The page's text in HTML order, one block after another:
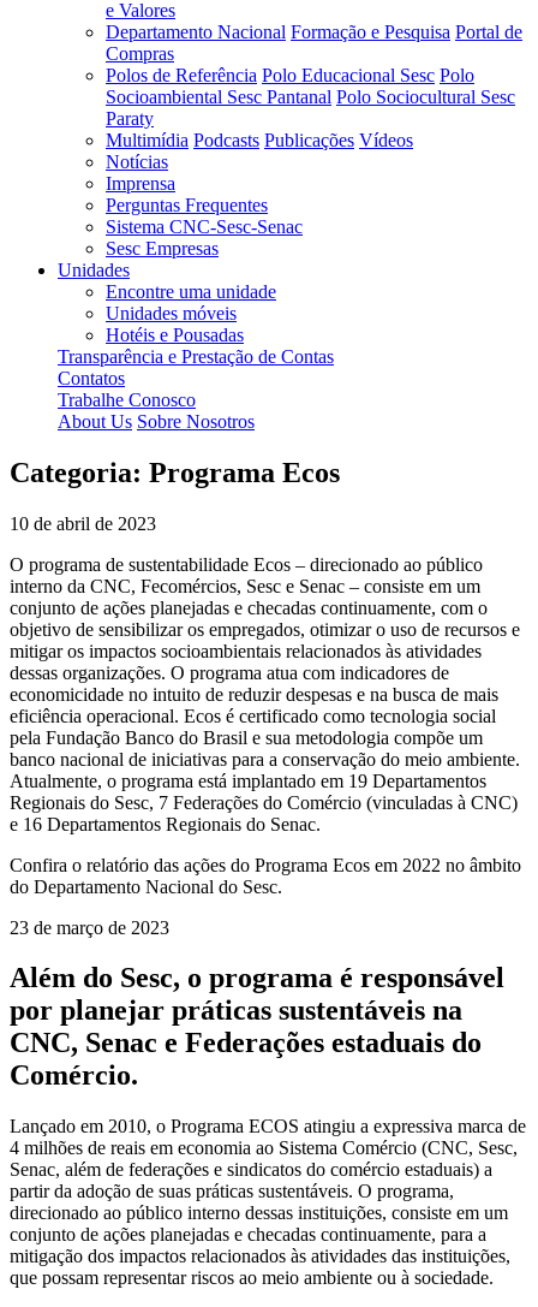
e Valores
Departamento Nacional Formação e Pesquisa Portal de
Compras
Polos de Referência Polo Educacional Sesc Polo
Socioambiental Sesc Pantanal Polo Sociocultural Sesc
Paraty
Multimídia Podcasts Publicações Vídeos
Notícias
Imprensa
Perguntas Frequentes
Sistema CNC-Sesc-Senac
Sesc Empresas
Unidades
Encontre uma unidade
Unidades móveis
Hotéis e Pousadas
Transparência e Prestação de Contas
Contatos
Trabalhe Conosco
About Us Sobre Nosotros
Categoria: Programa Ecos
10 de abril de 2023
O programa de sustentabilidade Ecos – direcionado ao público
interno da CNC, Fecomércios, Sesc e Senac – consiste em um
conjunto de ações planejadas e checadas continuamente, com o
objetivo de sensibilizar os empregados, otimizar o uso de recursos e
mitigar os impactos socioambientais relacionados às atividades
dessas organizações. O programa atua com indicadores de
economicidade no intuito de reduzir despesas e na busca de mais
eficiência operacional. Ecos é certificado como tecnologia social
pela Fundação Banco do Brasil e sua metodologia compõe um
banco nacional de iniciativas para a conservação do meio ambiente.
Atualmente, o programa está implantado em 19 Departamentos
Regionais do Sesc, 7 Federações do Comércio (vinculadas à CNC)
e 16 Departamentos Regionais do Senac.
Confira o relatório das ações do Programa Ecos em 2022 no âmbito
do Departamento Nacional do Sesc.
23 de março de 2023
Além do Sesc, o programa é responsável
por planejar práticas sustentáveis na
CNC, Senac e Federações estaduais do
Comércio.
Lançado em 2010, o Programa ECOS atingiu a expressiva marca de
4 milhões de reais em economia ao Sistema Comércio (CNC, Sesc,
Senac, além de federações e sindicatos do comércio estaduais) a
partir da adoção de suas práticas sustentáveis. O programa,
direcionado ao público interno dessas instituições, consiste em um
conjunto de ações planejadas e checadas continuamente, para a
mitigação dos impactos relacionados às atividades das instituições,
que possam representar riscos ao meio ambiente ou à sociedade.